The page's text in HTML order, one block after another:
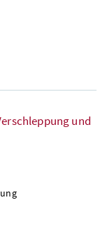
und